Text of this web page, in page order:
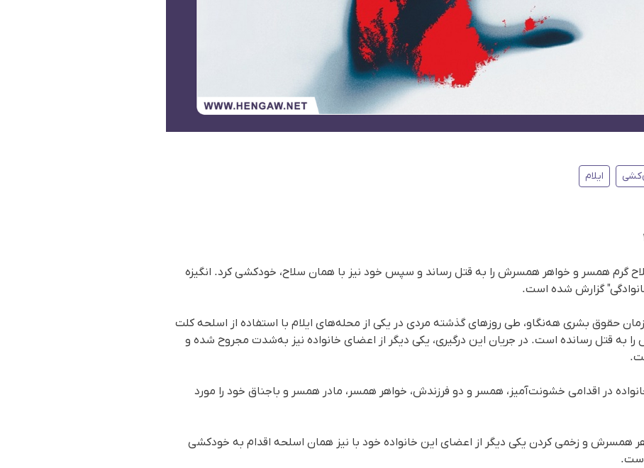
ایلام
سلاح گرم همسر و خواهر همسرش را بە قتل رساند و سپس خود نیز با همان سلاح، خودکشی کرد. انگیزە
گزارش شدە است.
حقوق بشری هه‌نگاو، طی روزهای گذشته مردی در یکی از محله‌های ایلام با استفاده از اسلحه کلت
به قتل رسانده است. در جریان این درگیری، یکی دیگر از اعضای خانواده نیز به‌شدت مجروح شده و
در اقدامی خشونت‌آمیز، همسر و دو فرزندش، خواهر همسر، مادر همسر و باجناق خود را مورد
همسرش و زخمی کردن یکی دیگر از اعضای این خانوادە خود با نیز همان اسلحە اقدام بە خودکشی